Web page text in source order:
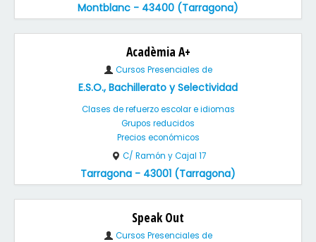
Montblanc - 43400 (Tarragona)
Acadèmia A+
Cursos Presenciales de
E.S.O., Bachillerato y Selectividad
Clases de refuerzo escolar e idiomas
Grupos reducidos
Precios económicos
C/ Ramón y Cajal 17
Tarragona - 43001 (Tarragona)
Speak Out
Cursos Presenciales de